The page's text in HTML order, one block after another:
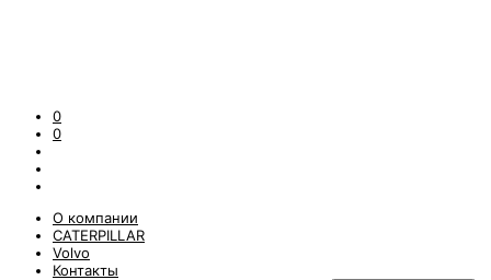
0
0
О компании
CATERPILLAR
Volvo
Контакты